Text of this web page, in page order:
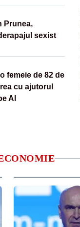
Prunea,
sexist
femeie de 82 de
cu ajutorul
AI